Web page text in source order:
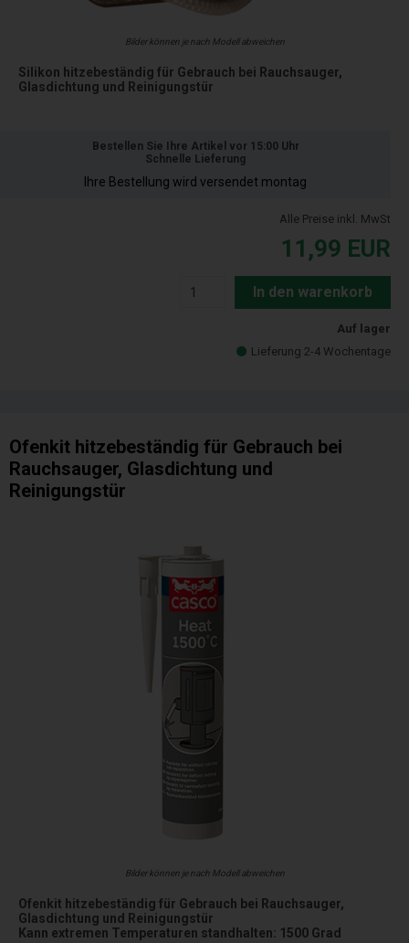
Bilder können je nach Modell abweichen
Silikon hitzebeständig für Gebrauch bei Rauchsauger,
Glasdichtung und Reinigungstür
Bestellen Sie Ihre Artikel vor 15:00 Uhr
Schnelle Lieferung
Ihre Bestellung wird versendet montag
Alle Preise inkl. MwSt
11,99 EUR
In den warenkorb
Auf lager
Lieferung 2-4 Wochentage
Ofenkit hitzebeständig für Gebrauch bei
Rauchsauger, Glasdichtung und
Reinigungstür
Bilder können je nach Modell abweichen
Ofenkit hitzebeständig für Gebrauch bei Rauchsauger,
Glasdichtung und Reinigungstür
Kann extremen Temperaturen standhalten: 1500 Grad